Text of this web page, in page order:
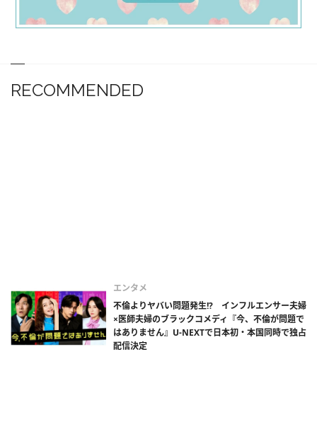
RECOMMENDED
エンタメ
不倫よりヤバい問題発生!? インフルエンサー夫婦
×医師夫婦のブラックコメディ『今、不倫が問題で
はありません』U-NEXTで日本初・本国同時で独占
配信決定